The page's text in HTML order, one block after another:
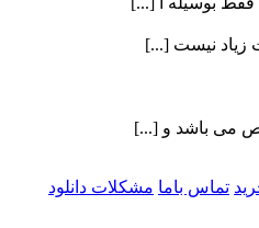
می باشد و [...]
تماس باما مشکلات دانلود